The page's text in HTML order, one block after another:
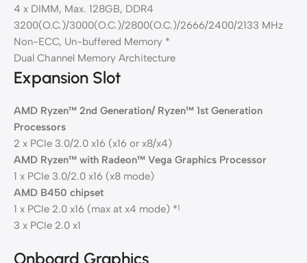
4 x DIMM, Max. 128GB, DDR4
3200(O.C.)/3000(O.C.)/2800(O.C.)/2666/2400/2133 MHz
Non-ECC, Un-buffered Memory *
Dual Channel Memory Architecture
Expansion Slot
AMD Ryzen™ 2nd Generation/ Ryzen™ 1st Generation
Processors
2 x PCIe 3.0/2.0 x16 (x16 or x8/x4)
AMD Ryzen™ with Radeon™ Vega Graphics Processor
1 x PCIe 3.0/2.0 x16 (x8 mode)
AMD B450 chipset
1 x PCIe 2.0 x16 (max at x4 mode) *1
3 x PCIe 2.0 x1
Onboard Graphics